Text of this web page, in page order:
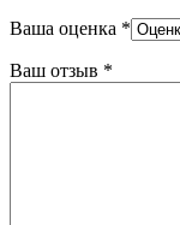
Ваша оценка *
Ваш отзыв *